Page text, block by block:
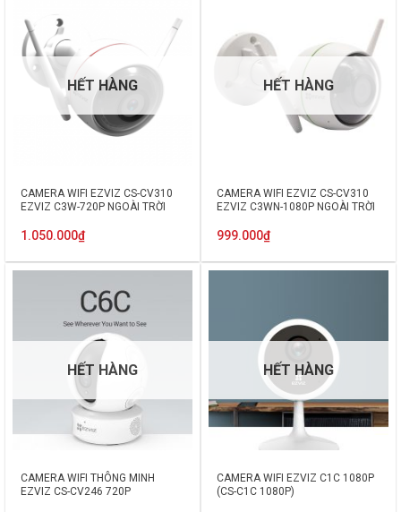
HẾT HÀNG
CAMERA WIFI EZVIZ CS-CV310
EZVIZ C3W-720P NGOÀI TRỜI
1.050.000₫
HẾT HÀNG
CAMERA WIFI EZVIZ CS-CV310
EZVIZ C3WN-1080P NGOÀI TRỜI
999.000₫
HẾT HÀNG
CAMERA WIFI THÔNG MINH
EZVIZ CS-CV246 720P
HẾT HÀNG
CAMERA WIFI EZVIZ C1C 1080P
(CS-C1C 1080P)